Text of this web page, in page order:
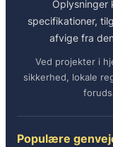
Oplysninger
specifikationer,
afvige fra
Ved projekter i
sikkerhed, lokale
Populære